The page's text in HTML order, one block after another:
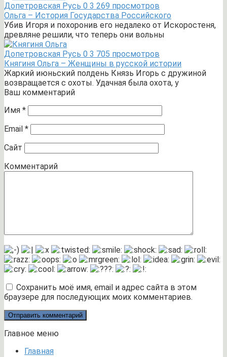
Допетровская Русь 0 3 269 просмотров
Ольга – История Государства Российского
Убив Игоря и похоронив его недалеко от Искоростеня,
древляне решили, что теперь они вольны
Допетровская Русь 0 3 705 просмотров
Княгиня Ольга – Женщины в русской истории
Жаркий июньский полдень Князь Игорь с дружиной
возвращается с охоты. Удачная была охота, у
Ваш комментарий
Имя *
Email *
Сайт
Комментарий
Сохранить моё имя, email и адрес сайта в этом
браузере для последующих моих комментариев.
Главное меню
Главная